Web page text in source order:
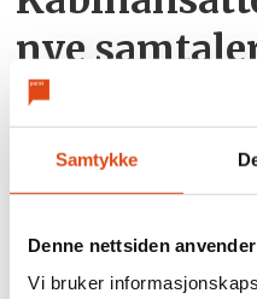
Samtykke
Denne nettsiden
Vi bruker
nye